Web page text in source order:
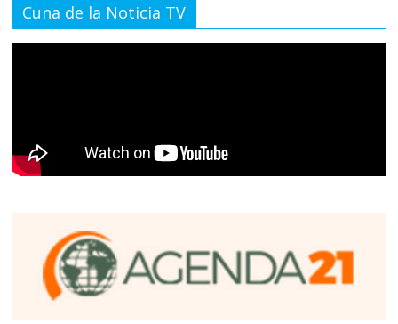
Cuna de la Noticia TV